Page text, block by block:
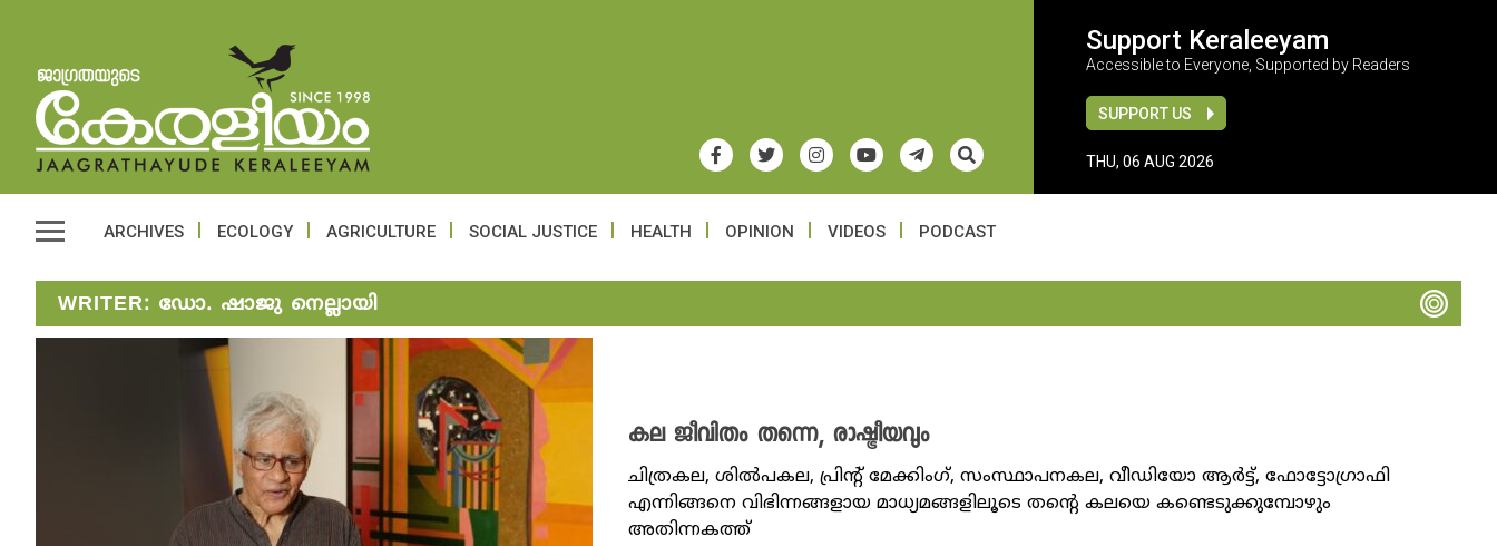
Support Keraleeyam
Accessible to Everyone, Supported by Readers
SUPPORT US
THU, 06 AUG 2026
ARCHIVES ECOLOGY AGRICULTURE SOCIAL JUSTICE HEALTH OPINION VIDEOS PODCAST
WRITER: ഡോ. ഷാജു നെല്ലായി
കല ജീവിതം തന്നെ, രാഷ്ട്രീയവും
ചിത്രകല, ശിൽപകല, പ്രിന്റ് മേക്കിംഗ്, സംസ്ഥാപനകല, വീഡിയോ ആർട്ട്, ഫോട്ടോഗ്രാഫി
എന്നിങ്ങനെ വിഭിന്നങ്ങളായ മാധ്യമങ്ങളിലൂടെ തന്റെ കലയെ കണ്ടെടുക്കുമ്പോഴും
അതിന്നകത്ത്